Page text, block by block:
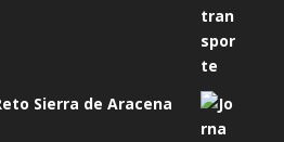
Sierra de Aracena